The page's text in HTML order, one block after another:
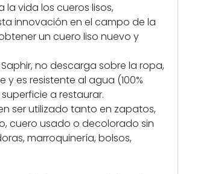
la vida los cueros lisos,
innovación en el campo de la
un cuero liso nuevo y
no descarga sobre la ropa,
es resistente al agua (100%
a restaurar.
ser utilizado tanto en zapatos,
cuero usado o decolorado sin
marroquinería, bolsos,